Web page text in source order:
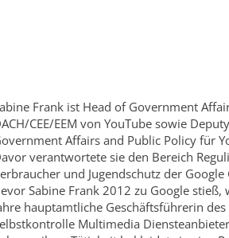
Frank ist Head of Government
CEE/EEM von YouTube sowie
Affairs and Public Policy für
verantwortete sie den Bereich
und Jugendschutz der
Sabine Frank 2012 zu Google stieß,
hauptamtliche Geschäftsführerin
Multimedia Diensteanbieter